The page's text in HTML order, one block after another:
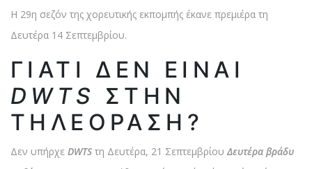
Η 29η σεζόν της χορευτικής εκπομπής έκανε πρεμιέρα τη
Δευτέρα 14 Σεπτεμβρίου.
ΓΙΑΤΊ ΔΕΝ ΕΊΝΑΙ
DWTS
ΣΤΗΝ
ΤΗΛΕΌΡΑΣΗ?
Δεν υπήρχε DWTS τη Δευτέρα, 21 ΣεπτεμβρίουΔευτέρα βράδυ